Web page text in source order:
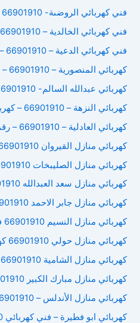
فني كهربائي الروضىة- 66901910 – رقم كهربائي منازل
فني كهربائي الخالدية – 66901910 – كهربائي منازل
فني كهربائي الدعية – 66901910 – كهربائي الكويت
كهربائي المنصورية – 66901910 – فني كهربائي
كهربائي عبدالله السالم- 66901910 – كهربائي الكويت
كهربائي النزهة – 66901910 – كهربائي منازل
كهربائي العادلية – 66901910 – رقم كهربائي
كهربائي منازل القيروان 66901910 كهربائي
كهربائي منازل الصليبخات 66901910 فني كهربائي
كهربائي منازل سعد العبدالله 66901910 كهربائي
كهربائي منازل جابر الاحمد 66901910 كهربائي
كهربائي منازل النسيم 66901910 فني كهربائي
كهربائي منازل حولي 66901910 كهربائي الكويت
كهربائي منازل الشامية 66901910 فني كهربائي
كهربائي منازل مبارك الكبير 66901910 كهربائي
كهربائي منازل الأندلس – 66901910 – فني كهربائي
كهربائي ابو فطيرة – فني كهربائي 66901910